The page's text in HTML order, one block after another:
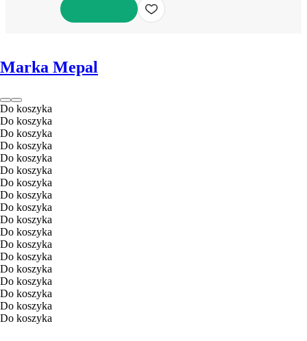
Marka Mepal
Do koszyka
Do koszyka
Do koszyka
Do koszyka
Do koszyka
Do koszyka
Do koszyka
Do koszyka
Do koszyka
Do koszyka
Do koszyka
Do koszyka
Do koszyka
Do koszyka
Do koszyka
Do koszyka
Do koszyka
Do koszyka